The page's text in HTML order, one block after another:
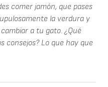
comer jamón, que pases
la verdura y
a tu gato. ¿Qué
consejos? Lo que hay que